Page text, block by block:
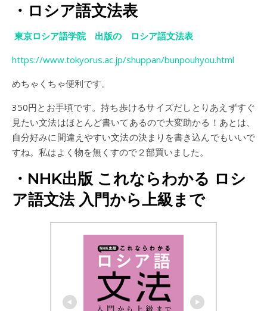
・ロシア語文法表
東京ロシア語学院 出版の ロシア語文法表
https://www.tokyorus.ac.jp/shuppan/bunpouhyou.html
めちゃくちゃ便利です。
350円とお手頃です。持ち歩けるサイズだしとりあえずすぐ
見たい文法はほとんど書いてあるので大変助かる！あとは、
自分好みに間違えやすい文法の決まりを書き込んでもいいで
すね。私はよく物を無くすので２部買いました。
・NHK出版 これならわかる ロシ
ア語文法 入門から上級まで